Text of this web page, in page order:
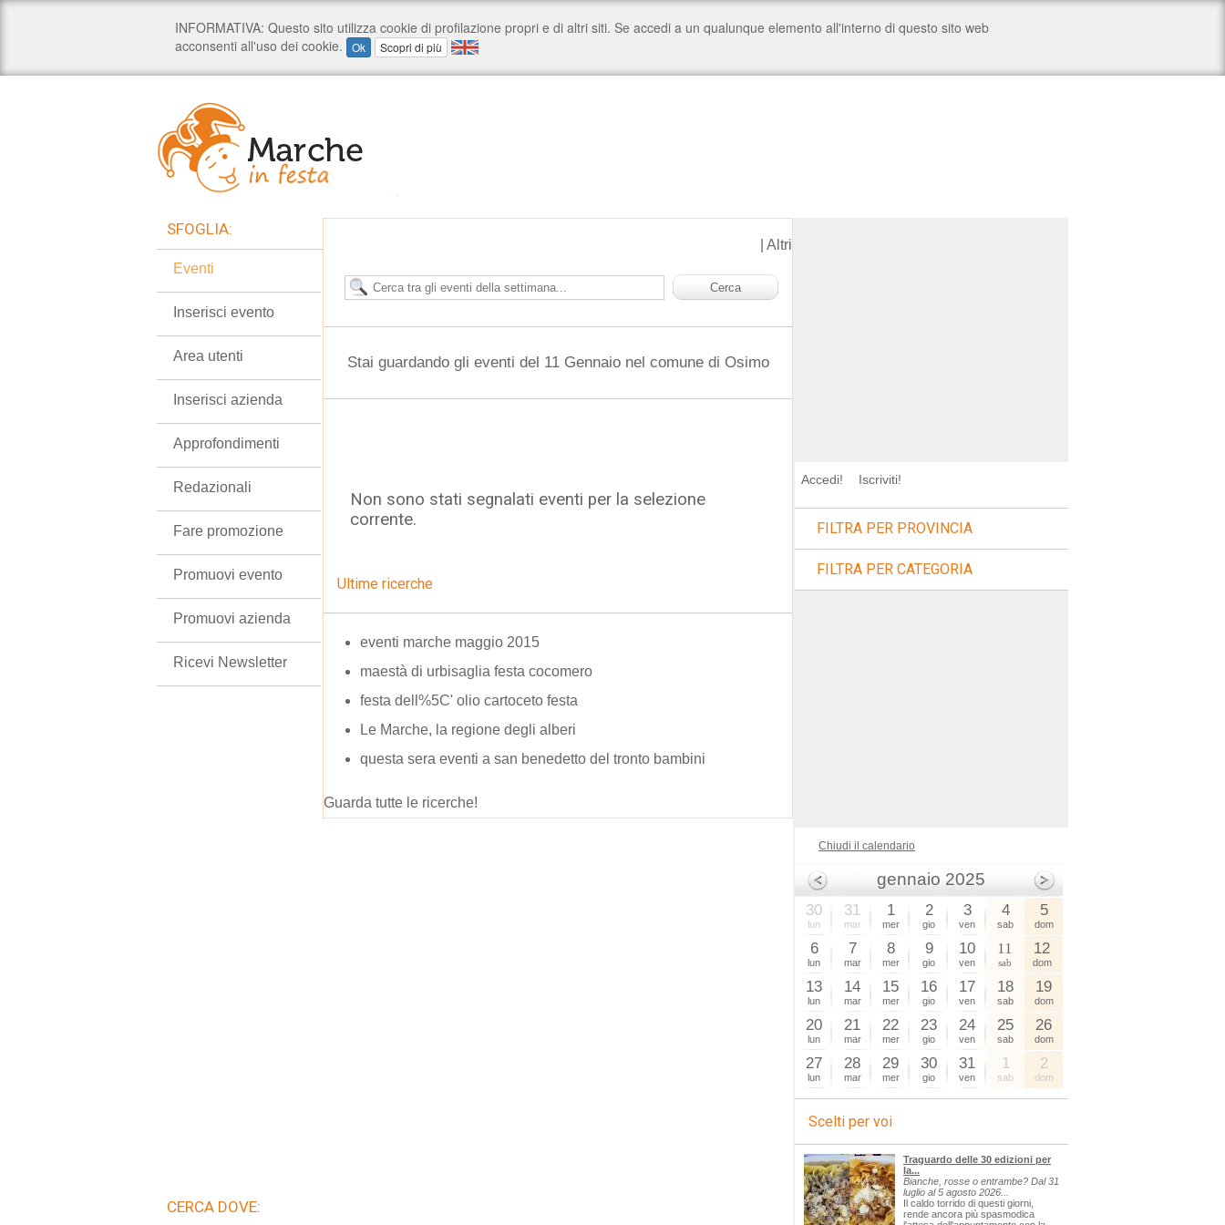
Altri
Stai guardando gli eventi del 11 Gennaio nel comune di Osimo
Non sono stati segnalati eventi per la selezione
corrente.
Ultime ricerche
eventi marche maggio 2015
maestà di urbisaglia festa cocomero
festa dell%5C' olio cartoceto festa
Le Marche, la regione degli alberi
questa sera eventi a san benedetto del tronto bambini
Guarda tutte le ricerche!
SFOGLIA:
Eventi
Inserisci evento
Area utenti
Inserisci azienda
Approfondimenti
Redazionali
Fare promozione
Promuovi evento
Promuovi azienda
Ricevi Newsletter
CERCA DOVE:
Accedi! Iscriviti!
FILTRA PER PROVINCIA
FILTRA PER CATEGORIA
Chiudi il calendario
gennaio 2025
30
lun
31
mar
1
mer
2
gio
3
ven
4
sab
5
dom
6
lun
7
mar
8
mer
9
gio
10
ven
11
sab
12
dom
13
lun
14
mar
15
mer
16
gio
17
ven
18
sab
19
dom
20
lun
21
mar
22
mer
23
gio
24
ven
25
sab
26
dom
27
lun
28
mar
29
mer
30
gio
31
ven
1
sab
2
dom
Scelti per voi
Traguardo delle 30 edizioni per
la...
Bianche, rosse o entrambe? Dal 31
luglio al 5 agosto 2026...
Il caldo torrido di questi giorni,
rende ancora più spasmodica